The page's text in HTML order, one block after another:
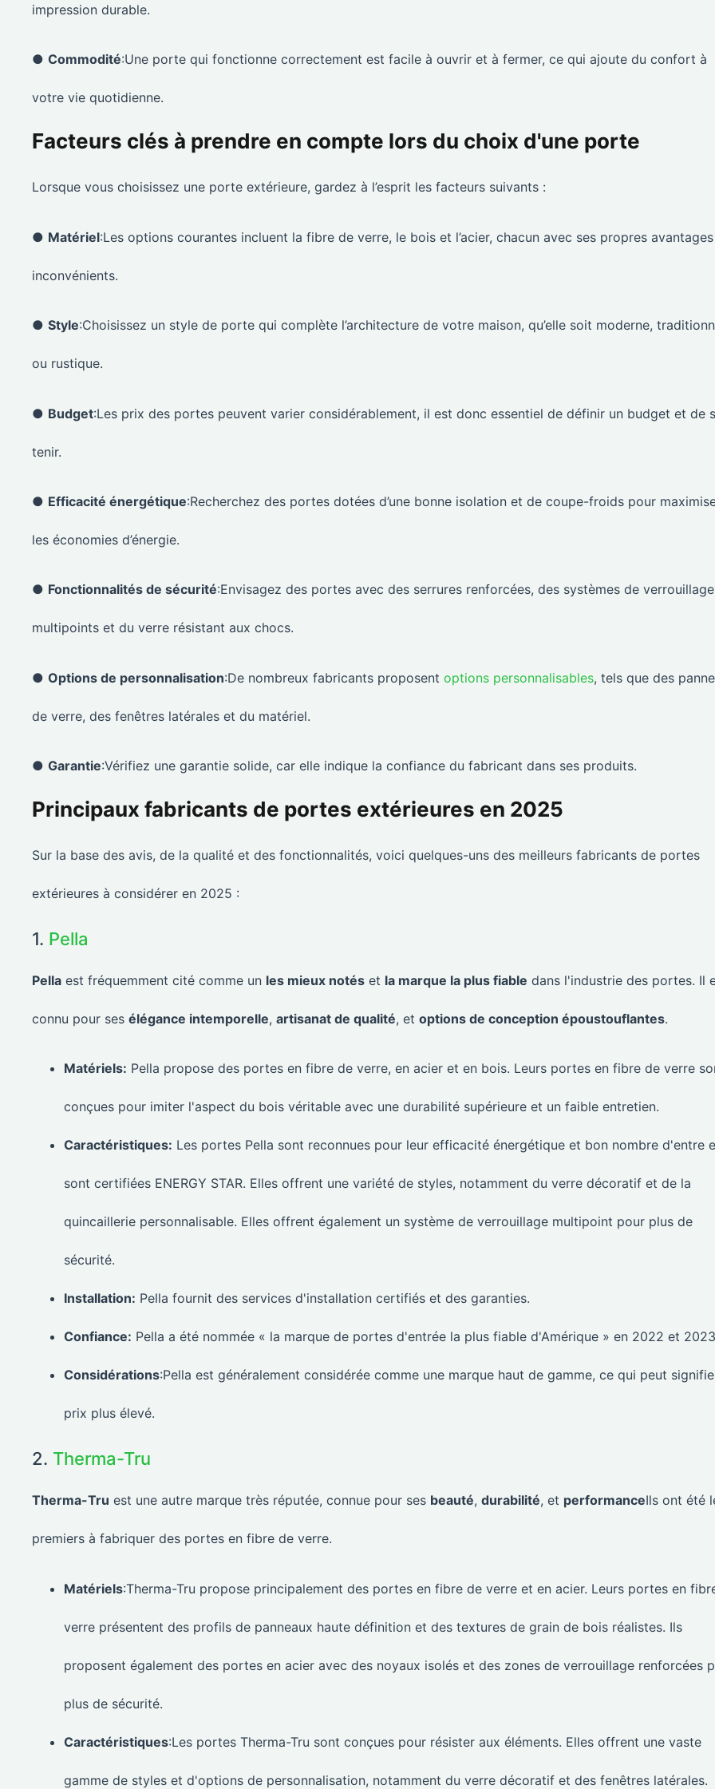
impression durable.
● Commodité:Une porte qui fonctionne correctement est facile à ouvrir et à fermer, ce qui ajoute du confort à
votre vie quotidienne.
Facteurs clés à prendre en compte lors du choix d'une porte
Lorsque vous choisissez une porte extérieure, gardez à l’esprit les facteurs suivants :
● Matériel:Les options courantes incluent la fibre de verre, le bois et l’acier, chacun avec ses propres
inconvénients.
● Style:Choisissez un style de porte qui complète l’architecture de votre maison, qu’elle soit moderne,
ou rustique.
● Budget:Les prix des portes peuvent varier considérablement, il est donc essentiel de définir un budget et de
tenir.
● Efficacité énergétique:Recherchez des portes dotées d’une bonne isolation et de coupe-froids pour
les économies d’énergie.
● Fonctionnalités de sécurité:Envisagez des portes avec des serrures renforcées, des systèmes de verrouillage
multipoints et du verre résistant aux chocs.
● Options de personnalisation:De nombreux fabricants proposent options personnalisables, tels que des
de verre, des fenêtres latérales et du matériel.
● Garantie:Vérifiez une garantie solide, car elle indique la confiance du fabricant dans ses produits.
Principaux fabricants de portes extérieures en 2025
Sur la base des avis, de la qualité et des fonctionnalités, voici quelques-uns des meilleurs fabricants de portes
extérieures à considérer en 2025 :
1. Pella
Pella est fréquemment cité comme un les mieux notés et la marque la plus fiable dans l'industrie des portes. Il
connu pour ses élégance intemporelle, artisanat de qualité, et options de conception époustouflantes.
Matériels: Pella propose des portes en fibre de verre, en acier et en bois. Leurs portes en fibre de verre
conçues pour imiter l'aspect du bois véritable avec une durabilité supérieure et un faible entretien.
Caractéristiques: Les portes Pella sont reconnues pour leur efficacité énergétique et bon nombre d'entre
sont certifiées ENERGY STAR. Elles offrent une variété de styles, notamment du verre décoratif et de la
quincaillerie personnalisable. Elles offrent également un système de verrouillage multipoint pour plus de
sécurité.
Installation: Pella fournit des services d'installation certifiés et des garanties.
Confiance: Pella a été nommée « la marque de portes d'entrée la plus fiable d'Amérique » en 2022 et
Considérations:Pella est généralement considérée comme une marque haut de gamme, ce qui peut
prix plus élevé.
2. Therma-Tru
Therma-Tru est une autre marque très réputée, connue pour ses beauté, durabilité, et performanceIls ont été
premiers à fabriquer des portes en fibre de verre.
Matériels:Therma-Tru propose principalement des portes en fibre de verre et en acier. Leurs portes en
verre présentent des profils de panneaux haute définition et des textures de grain de bois réalistes. Ils
proposent également des portes en acier avec des noyaux isolés et des zones de verrouillage renforcées
plus de sécurité.
Caractéristiques:Les portes Therma-Tru sont conçues pour résister aux éléments. Elles offrent une vaste
gamme de styles et d'options de personnalisation, notamment du verre décoratif et des fenêtres latérales.